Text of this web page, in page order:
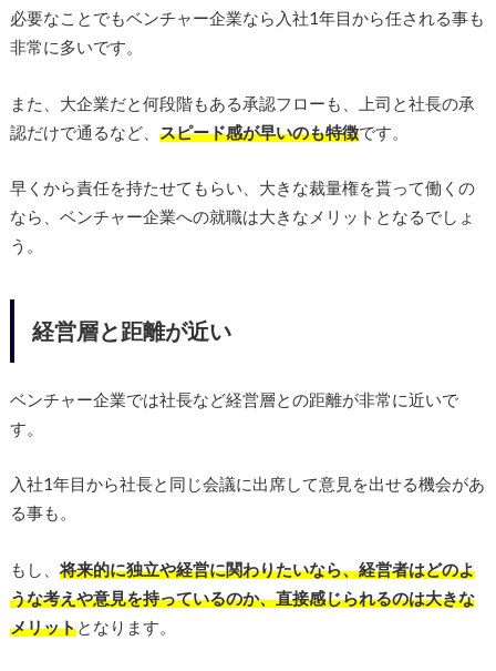
必要なことでもベンチャー企業なら入社1年目から任される事も
非常に多いです。
また、大企業だと何段階もある承認フローも、上司と社長の承
認だけで通るなど、 スピード感が早いのも特徴です。
早くから責任を持たせてもらい、大きな裁量権を貰って働くの
なら、ベンチャー企業への就職は大きなメリットとなるでしょ
う。
経営層と距離が近い
ベンチャー企業では社長など経営層との距離が非常に近いで
す。
入社1年目から社長と同じ会議に出席して意見を出せる機会があ
る事も。
もし、将来的に独立や経営に関わりたいなら、経営者はどのよ
うな考えや意見を持っているのか、直接感じられるのは大きな
メリットとなります。